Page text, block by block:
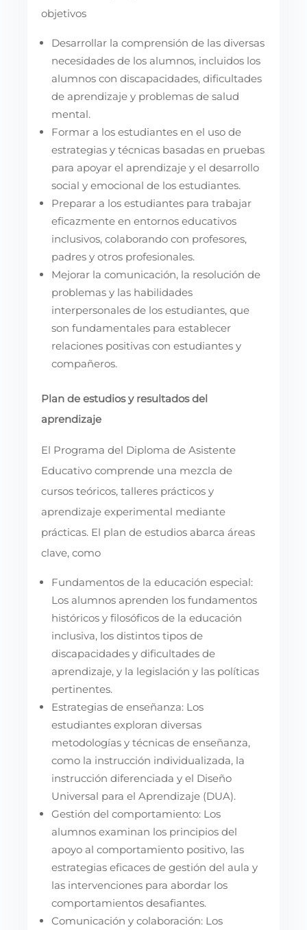
objetivos
Desarrollar la comprensión de las diversas
necesidades de los alumnos, incluidos los
alumnos con discapacidades, dificultades
de aprendizaje y problemas de salud
mental.
Formar a los estudiantes en el uso de
estrategias y técnicas basadas en pruebas
para apoyar el aprendizaje y el desarrollo
social y emocional de los estudiantes.
Preparar a los estudiantes para trabajar
eficazmente en entornos educativos
inclusivos, colaborando con profesores,
padres y otros profesionales.
Mejorar la comunicación, la resolución de
problemas y las habilidades
interpersonales de los estudiantes, que
son fundamentales para establecer
relaciones positivas con estudiantes y
compañeros.
Plan de estudios y resultados del
aprendizaje
El Programa del Diploma de Asistente
Educativo comprende una mezcla de
cursos teóricos, talleres prácticos y
aprendizaje experimental mediante
prácticas. El plan de estudios abarca áreas
clave, como
Fundamentos de la educación especial:
Los alumnos aprenden los fundamentos
históricos y filosóficos de la educación
inclusiva, los distintos tipos de
discapacidades y dificultades de
aprendizaje, y la legislación y las políticas
pertinentes.
Estrategias de enseñanza: Los
estudiantes exploran diversas
metodologías y técnicas de enseñanza,
como la instrucción individualizada, la
instrucción diferenciada y el Diseño
Universal para el Aprendizaje (DUA).
Gestión del comportamiento: Los
alumnos examinan los principios del
apoyo al comportamiento positivo, las
estrategias eficaces de gestión del aula y
las intervenciones para abordar los
comportamientos desafiantes.
Comunicación y colaboración: Los